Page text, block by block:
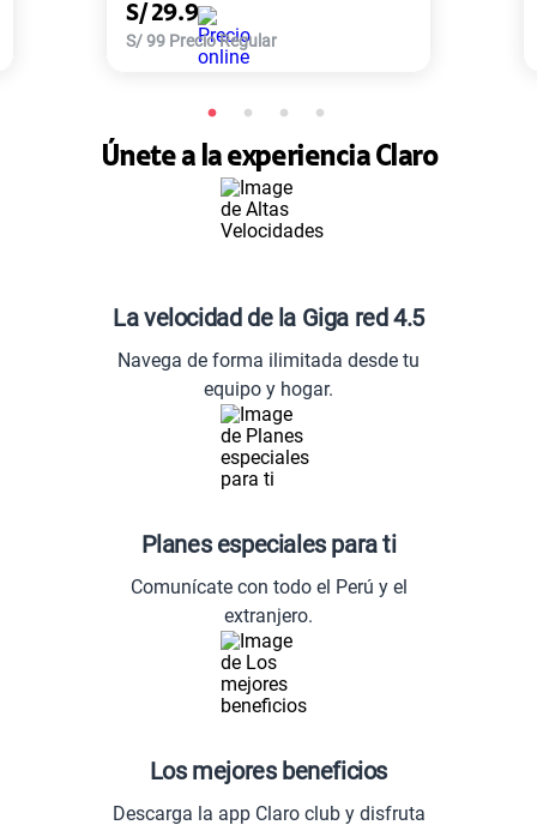
S/ 29.9
S/99 Precio Regular
Únete a la experiencia Claro
La velocidad de la Giga red 4.5
Navega de forma ilimitada desde tu
equipo y hogar.
Planes especiales para ti
Comunícate con todo el Perú y el
extranjero.
Los mejores beneficios
Descarga la app Claro club y disfruta